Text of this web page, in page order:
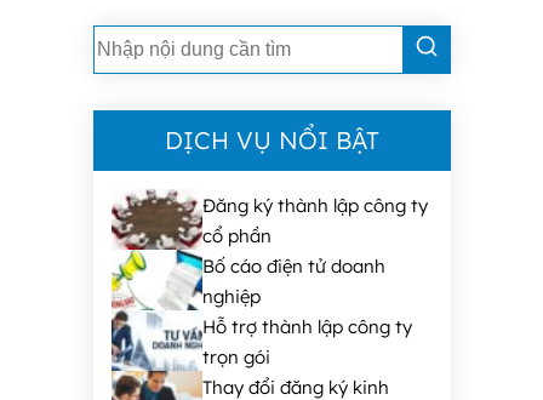
DỊCH VỤ NỔI BẬT
Đăng ký thành lập công ty
cổ phần
Bố cáo điện tử doanh
nghiệp
Hỗ trợ thành lập công ty
trọn gói
Thay đổi đăng ký kinh